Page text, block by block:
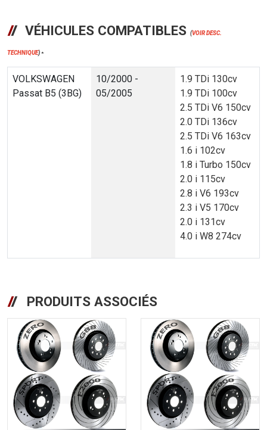
VÉHICULES COMPATIBLES (VOIR DESC.
TECHNIQUE) *
VOLKSWAGEN
Passat B5 (3BG)
10/2000 -
05/2005
1.9 TDi 130cv
1.9 TDi 100cv
2.5 TDi V6 150cv
2.0 TDi 136cv
2.5 TDi V6 163cv
1.6 i 102cv
1.8 i Turbo 150cv
2.0 i 115cv
2.8 i V6 193cv
2.3 i V5 170cv
2.0 i 131cv
4.0 i W8 274cv
PRODUITS ASSOCIÉS